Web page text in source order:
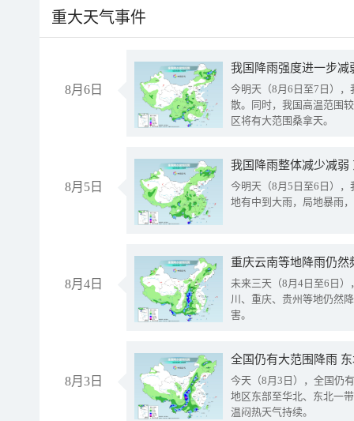
重大天气事件
8月6日
今明天（8月6日至7日）
散。同时，我国高温范围
区将有大范围桑拿天。
8月5日
我国降雨整体减少减弱
今明天（8月5日至6日）
地有中到大雨，局地暴雨
8月4日
重庆云南等地降雨仍然
未来三天（8月4日至6日
川、重庆、贵州等地仍然
害。
8月3日
全国仍有大范围降雨
今天（8月3日），全国仍
地区东部至华北、东北一
温闷热天气持续。